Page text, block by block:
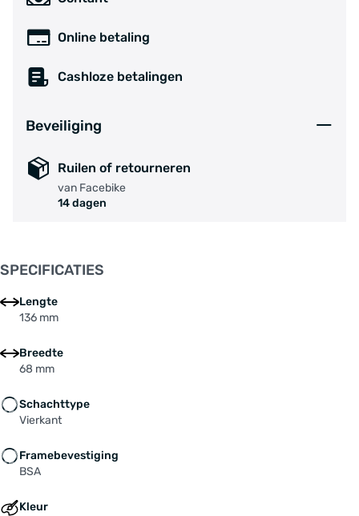
Online betaling
Cashloze betalingen
Beveiliging
Ruilen of retourneren
van Facebike
14 dagen
SPECIFICATIES
Lengte
136 mm
Breedte
68 mm
Schachttype
Vierkant
Framebevestiging
BSA
Kleur